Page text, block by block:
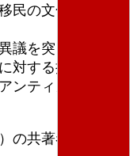
民の文化戦争を
議を突き付ける
対する批判の嵐
ンティカピタリ
の共著者。